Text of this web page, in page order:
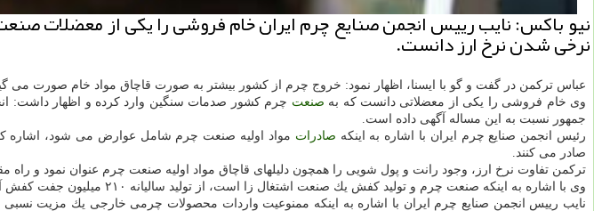
نیو باكس: نایب رییس انجمن صنایع چرم ایران خام فروشی را یكی از معضلات
نرخی شدن نرخ ارز دانست.
عباس تركمن در گفت و گو با ایسنا، اظهار نمود: خروج چرم از كشور بیشتر به صورت قاچاق مواد خام صورت می
وی خام فروشی را یكی از معضلاتی دانست كه به صنعت چرم كشور صدمات سنگین وارد كرده و اظهار داشت:
جمهور نسبت به این مساله آگهی داده است.
رئیس انجمن صنایع چرم ایران با اشاره به اینكه صادرات مواد اولیه صنعت چرم شامل عوارض می شود، اشاره
صادر می كنند.
تركمن تفاوت نرخ ارز، وجود رانت و پول شویی را همچون دلیلهای قاچاق مواد اولیه صنعت چرم عنوان نمود و
وی با اشاره به اینكه صنعت چرم و تولید كفش یك صنعت اشتغال زا است، از تولید سالیانه ۲۱۰ میلیون جفت كفش آگاهی داد كه حدود ۶۰ میلیون جفت آن كفش چرمی است.
نایب رییس انجمن صنایع چرم ایران با اشاره به اینكه ممنوعیت واردات محصولات چرمی خارجی یك